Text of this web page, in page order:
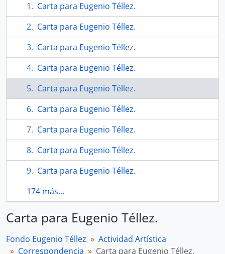
Carta para Eugenio Téllez.
Carta para Eugenio Téllez.
Carta para Eugenio Téllez.
Carta para Eugenio Téllez.
Carta para Eugenio Téllez.
Carta para Eugenio Téllez.
Carta para Eugenio Téllez.
Carta para Eugenio Téllez.
Carta para Eugenio Téllez.
174 más...
Carta para Eugenio Téllez.
Fondo Eugenio Téllez
Actividad Artística
Correspondencia
Carta para Eugenio Téllez.